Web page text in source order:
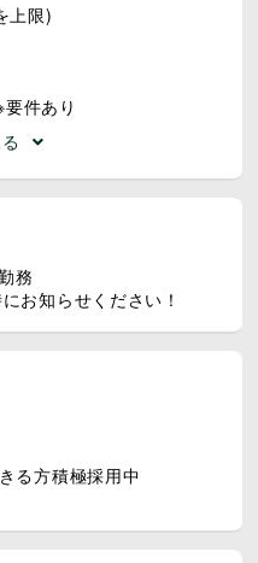
上限)
件あり
務
お知らせください！
る方積極採用中